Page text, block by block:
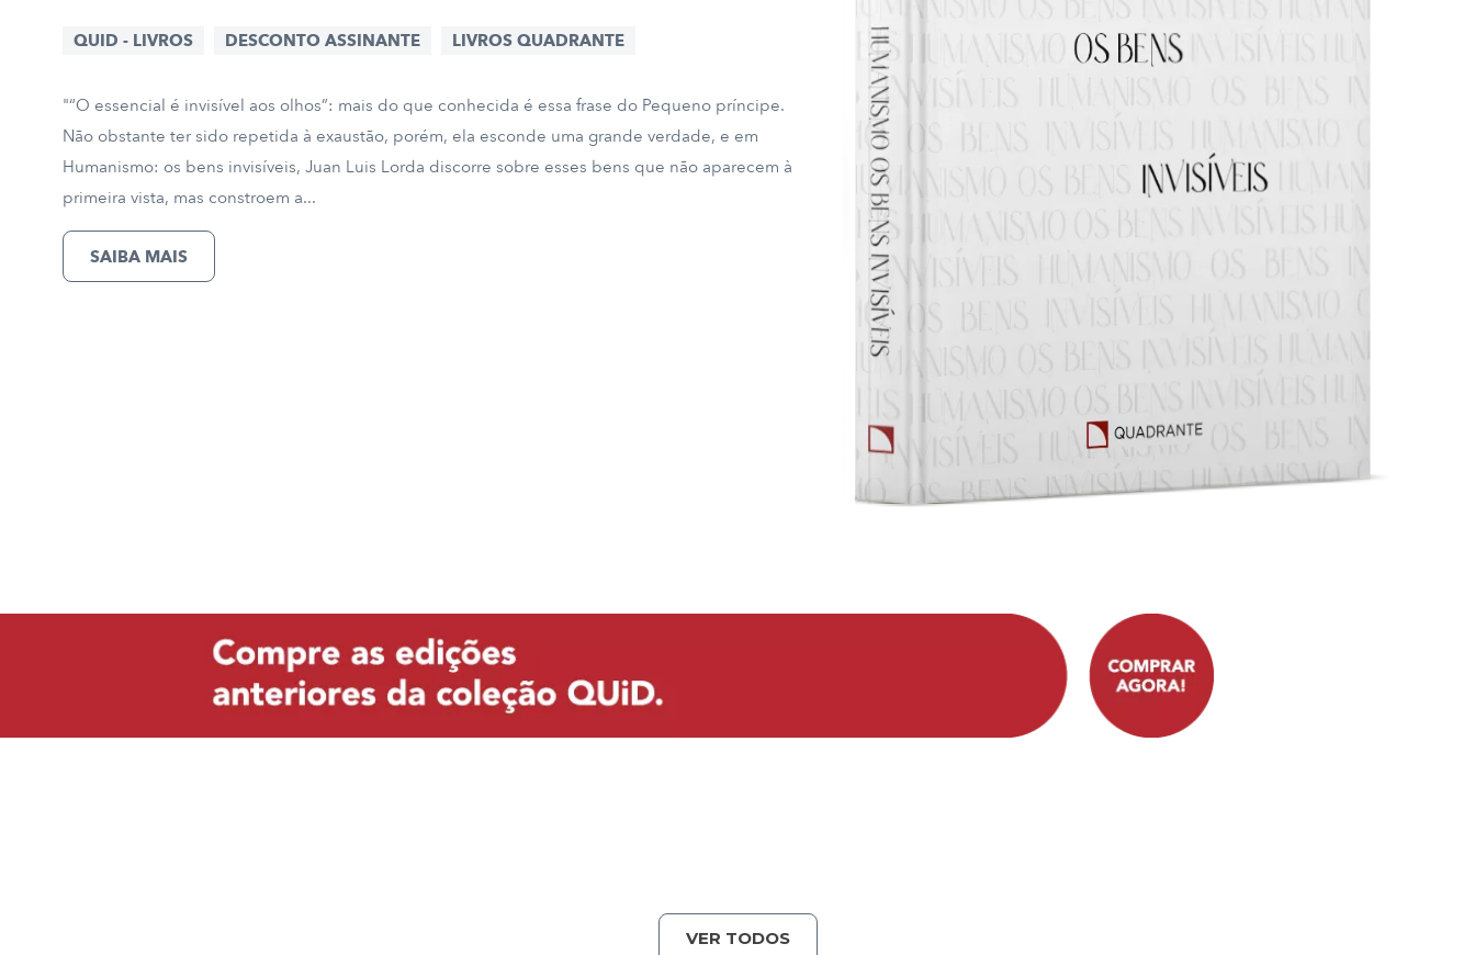
QUID - LIVROS DESCONTO ASSINANTE LIVROS QUADRANTE
"“O essencial é invisível aos olhos”: mais do que conhecida é essa frase do Pequeno príncipe.
Não obstante ter sido repetida à exaustão, porém, ela esconde uma grande verdade, e em
Humanismo: os bens invisíveis, Juan Luis Lorda discorre sobre esses bens que não aparecem à
primeira vista, mas constroem a...
SAIBA MAIS
VER TODOS